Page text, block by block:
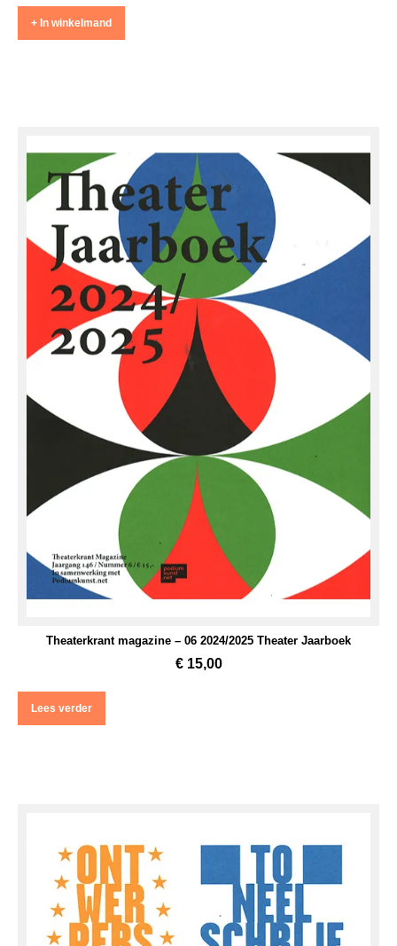
+ In winkelmand
Theaterkrant magazine – 06 2024/2025 Theater Jaarboek
€15,00
Lees verder